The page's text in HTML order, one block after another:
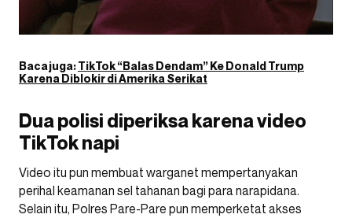
Baca juga:TikTok “Balas Dendam” Ke Donald Trump
Karena Diblokir di Amerika Serikat
Dua polisi diperiksa karena video
TikTok napi
Video itu pun membuat warganet mempertanyakan
perihal keamanan sel tahanan bagi para narapidana.
Selain itu, Polres Pare-Pare pun memperketat akses